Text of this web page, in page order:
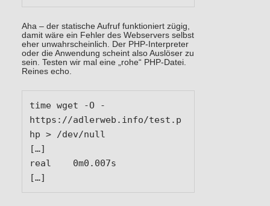
Aha – der statische Aufruf funktioniert zügig,
damit wäre ein Fehler des Webservers selbst
eher unwahrscheinlich. Der PHP-Interpreter
oder die Anwendung scheint also Auslöser zu
sein. Testen wir mal eine „rohe“ PHP-Datei.
Reines echo.
time wget -O -
https://adlerweb.info/test.p
hp > /dev/null
[…]
real	0m0.007s
[…]